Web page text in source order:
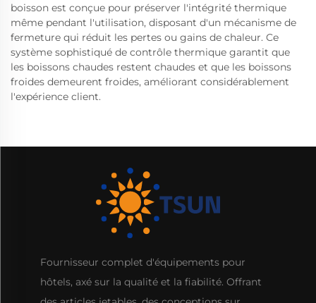
boisson est conçue pour préserver l'intégrité thermique
même pendant l'utilisation, disposant d'un mécanisme de
fermeture qui réduit les pertes ou gains de chaleur. Ce
système sophistiqué de contrôle thermique garantit que
les boissons chaudes restent chaudes et que les boissons
froides demeurent froides, améliorant considérablement
l'expérience client.
Fournisseur complet d'équipements pour
hôtels, axé sur la qualité et la fiabilité. Offrant